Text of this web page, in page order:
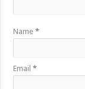
Name*
Email*